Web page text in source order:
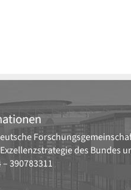
des Bundes
– 390783311